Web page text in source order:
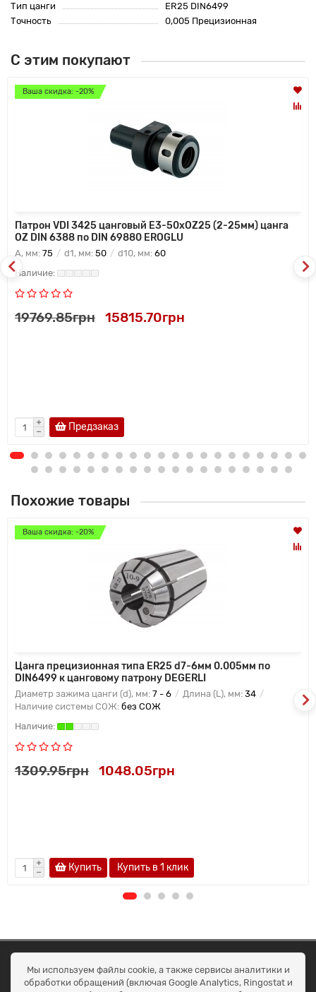
Тип цанги
ER25 DIN6499
Точность
0,005 Прецизионная
С этим покупают
Ваша скидка: -20%
Патрон VDI 3425 цанговый E3-50xOZ25 (2-25мм) цанга
OZ DIN 6388 по DIN 69880 EROGLU
A, мм: 75 d1, мм: 50 d10, мм: 60
19769.85грн 15815.70грн
Предзаказ
Похожие товары
Ваша скидка: -20%
Цанга прецизионная типа ER25 d7-6мм 0.005мм по
DIN6499 к цанговому патрону DEGERLI
Диаметр зажима цанги (d), мм: 7 - 6 Длина (L), мм: 34
Наличие системы СОЖ: без СОЖ
1309.95грн 1048.05грн
Купить Купить в 1 клик
ОКЕАН ТРЕЙД
Договір публичної оферти
Доставка та оплата
Мы используем файлы cookie, а также сервисы аналитики и
обработки обращений (включая Google Analytics, Ringostat и